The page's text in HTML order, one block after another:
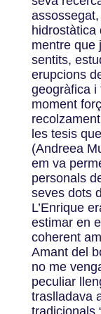
hidrostàtica
mentre que
sentits,
erupcions
geogràfica i
moment
les tesis
(Andreea
em va
personals
seves dots
L’Enrique
estimar en
coherent
Amant del
no me
peculiar
traslladava
tradicionals